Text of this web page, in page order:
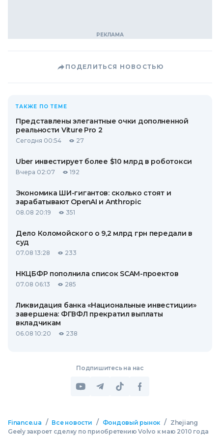
ПОДЕЛИТЬСЯ НОВОСТЬЮ
ТАКЖЕ ПО ТЕМЕ
Представлены элегантные очки дополненной
реальности Viture Pro 2
Сегодня 00:54 27
Uber инвестирует более $10 млрд в роботокси
Вчера 02:07 192
Экономика ШИ-гигантов: сколько стоят и
зарабатывают OpenAI и Anthropic
08.08 20:19 351
Дело Коломойского о 9,2 млрд грн передали в
суд
07.08 13:28 233
НКЦБФР пополнила список SCAM-проектов
07.08 06:13 285
Ликвидация банка «Национальные инвестиции»
завершена: ФГВФЛ прекратил выплаты
вкладчикам
06.08 10:20 238
Подпишитесь на нас
Finance.ua / Все новости / Фондовый рынок /
Zhejiang
Geely закроет сделку по приобретению Volvo к маю 2010 года